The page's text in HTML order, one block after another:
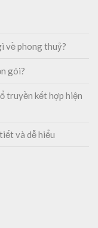
về phong thuỷ?
gói?
truyền kết hợp hiện
và dễ hiểu